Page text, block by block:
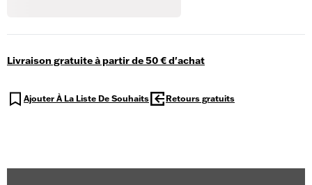
Livraison gratuite à partir de 50 € d'achat
Ajouter À La Liste De Souhaits Retours gratuits